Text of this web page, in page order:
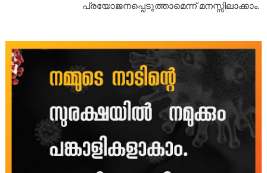
പ്രയോജനപ്പെടുത്താമെന്ന് മനസ്സിലാക്കാം.